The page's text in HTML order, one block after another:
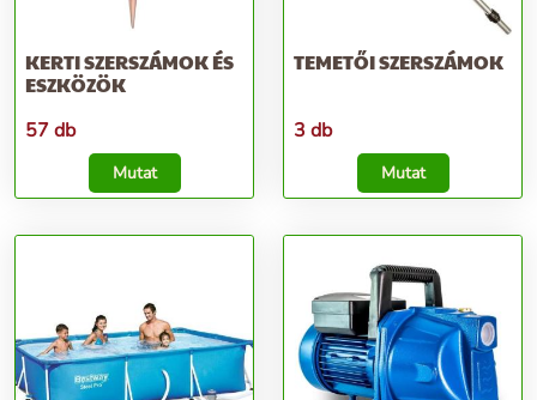
KERTI SZERSZÁMOK ÉS
ESZKÖZÖK
57 db
Mutat
TEMETŐI SZERSZÁMOK
3 db
Mutat